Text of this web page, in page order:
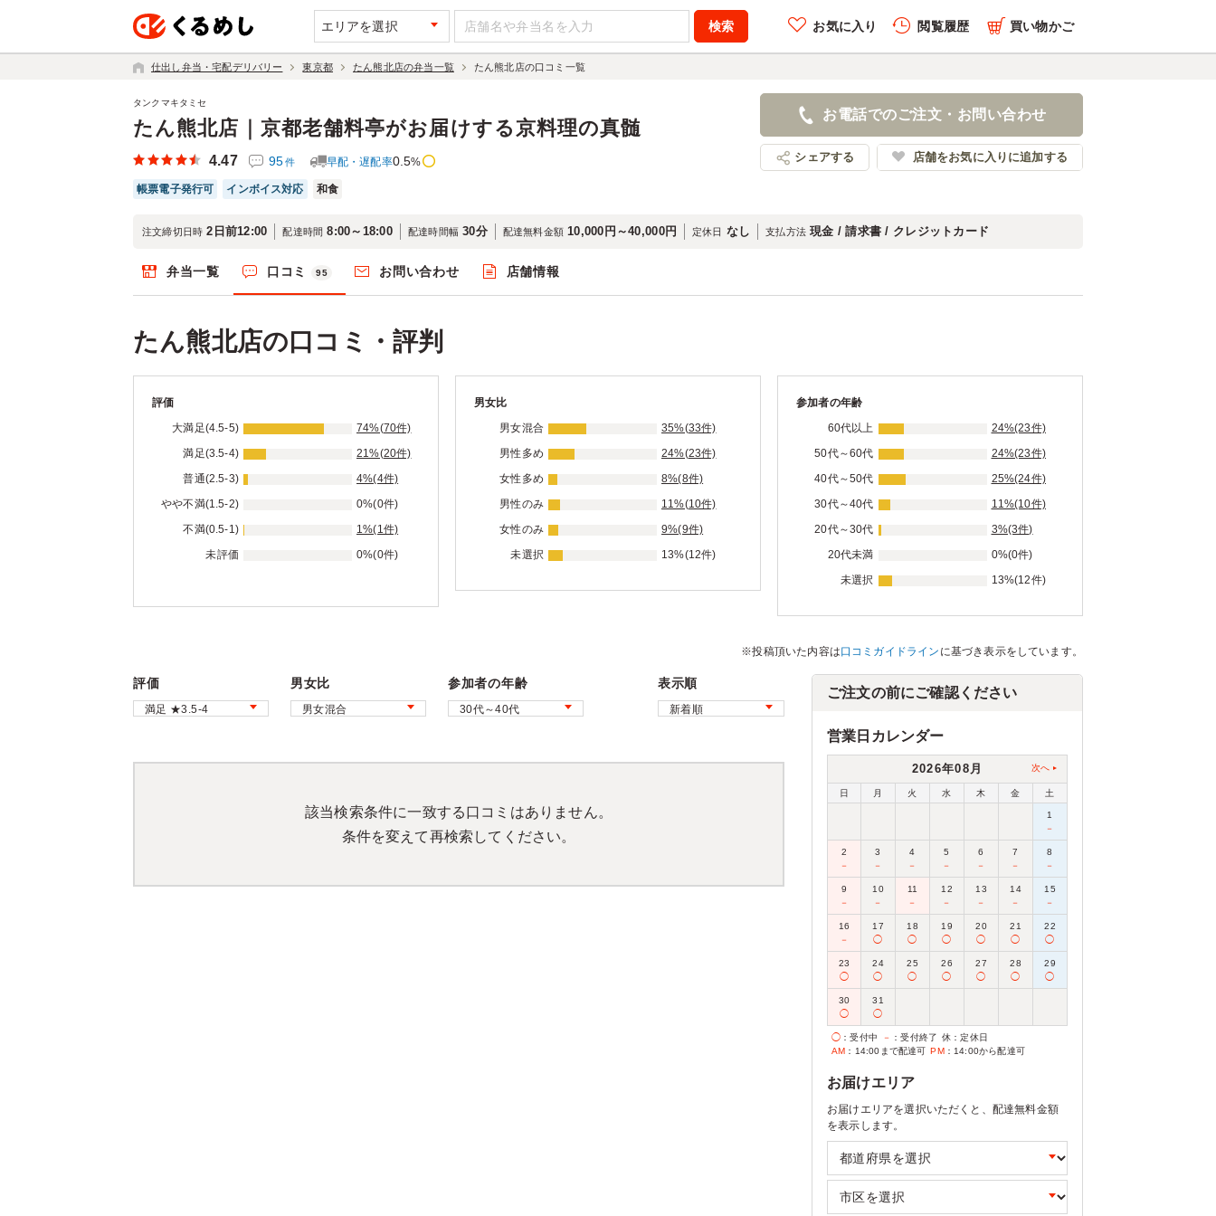
エリアを選択 お気に入り 閲覧履歴 買い物かご
仕出し弁当・宅配デリバリー 東京都 たん熊北店の弁当一覧 たん熊北店の口コミ一覧
たん熊北店｜京都老舗料亭がお届けする京料理の真髄
タンクマキタミセ
4.47 95件 早配・遅配率0.5%
帳票電子発行可 インボイス対応 和食
お電話でのご注文・お問い合わせ
シェアする 店舗をお気に入りに追加する
注文締切日時 2日前12:00 配達時間 8:00～18:00 配達時間幅 30分 配達無料金額 10,000円～40,000円 定休日 なし 支払方法 現金 / 請求書 / クレジットカード
弁当一覧 口コミ 95 お問い合わせ 店舗情報
たん熊北店の口コミ・評判
評価
大満足(4.5-5)
74%(70件)
満足(3.5-4)
21%(20件)
普通(2.5-3)
4%(4件)
やや不満(1.5-2)
0%(0件)
不満(0.5-1)
1%(1件)
未評価
0%(0件)
男女比
男女混合
35%(33件)
男性多め
24%(23件)
女性多め
8%(8件)
男性のみ
11%(10件)
女性のみ
9%(9件)
未選択
13%(12件)
参加者の年齢
60代以上
24%(23件)
50代～60代
24%(23件)
40代～50代
25%(24件)
30代～40代
11%(10件)
20代～30代
3%(3件)
20代未満
0%(0件)
未選択
13%(12件)
※投稿頂いた内容は口コミガイドライン に基づき表示をしています。
評価 男女比 参加者の年齢 表示順
該当検索条件に一致する口コミはありません。
条件を変えて再検索してください。
ご注文の前にご確認ください
営業日カレンダー
2026年08月 次へ
日 月 火 水 木 金 土
1
－
2
－
3
－
4
－
5
－
6
－
7
－
8
－
9
－
10
－
11
－
12
－
13
－
14
－
15
－
16
－
17
◯
18
◯
19
◯
20
◯
21
◯
22
◯
23
◯
24
◯
25
◯
26
◯
27
◯
28
◯
29
◯
30
◯
31
◯
◯ ：受付中 － ：受付終了 休 ：定休日
AM ：14:00まで配達可 PM：14:00から配達可
お届けエリア
お届けエリアを選択いただくと、配達無料金額
を表示します。